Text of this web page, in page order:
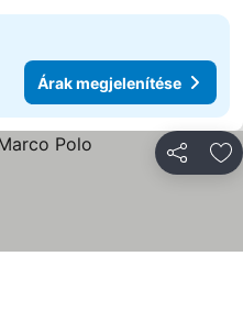
Árak megjelenítése